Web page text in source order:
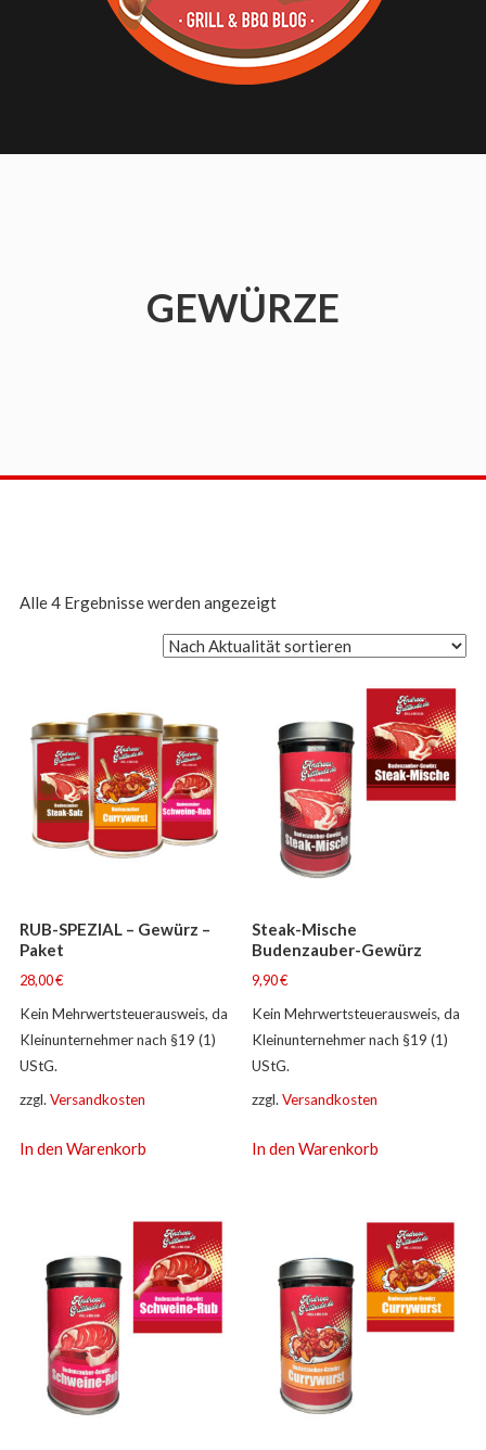
GEWÜRZE
Alle 4 Ergebnisse werden angezeigtNach
Aktualität
sortiert
RUB-SPEZIAL – Gewürz –
Paket
28,00€
Kein Mehrwertsteuerausweis, da
Kleinunternehmer nach §19 (1)
UStG.
zzgl.Versandkosten
In den Warenkorb
Steak-Mische
Budenzauber-Gewürz
9,90€
Kein Mehrwertsteuerausweis, da
Kleinunternehmer nach §19 (1)
UStG.
zzgl.Versandkosten
In den Warenkorb